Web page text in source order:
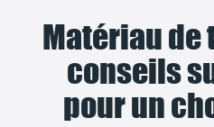
Matériau de
conseils
pour un